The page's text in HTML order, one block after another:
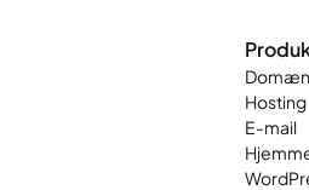
Hosting
E-mail